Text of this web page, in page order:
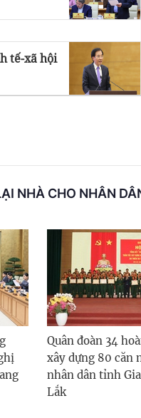
tế-xã hội
NHÀ CHO NHÂN
Quân đoàn 34
xây dựng 80 căn
nhân dân tỉnh
Lắk